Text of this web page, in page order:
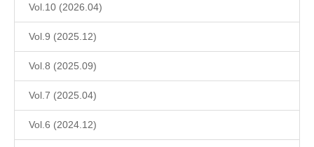
Vol.10 (2026.04)
Vol.9 (2025.12)
Vol.8 (2025.09)
Vol.7 (2025.04)
Vol.6 (2024.12)